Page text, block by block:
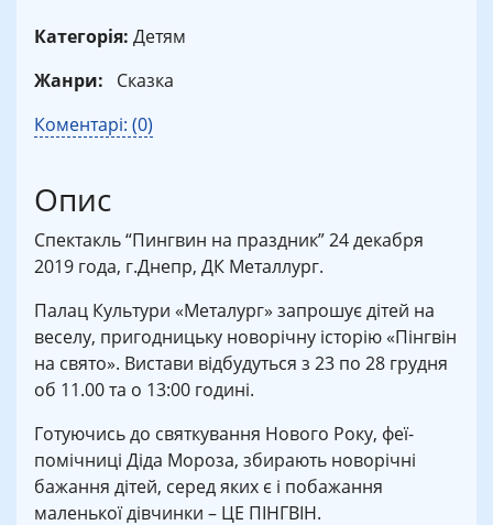
Категорія: Детям
Жанри:
Сказка
Коментарі: (0)
Опис
Спектакль “Пингвин на праздник” 24 декабря
2019 года, г.Днепр, ДК Металлург.
Палац Культури «Металург» запрошує дітей на
веселу, пригодницьку новорічну історію «Пінгвін
на свято». Вистави відбудуться з 23 по 28 грудня
об 11.00 та о 13:00 годині.
Готуючись до святкування Нового Року, феї-
помічниці Діда Мороза, збирають новорічні
бажання дітей, серед яких є і побажання
маленької дівчинки – ЦЕ ПІНГВІН.